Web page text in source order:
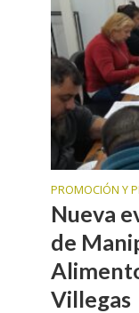
PROMOCIÓN Y
Nueva
de
Villegas